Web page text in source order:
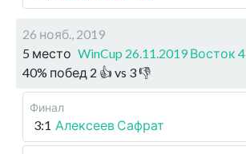
26 нояб., 2019
5 место WinCup 26.11.2019 Восток 4
40% побед 2 👍 vs 3👎
Финал
3:1 Алексеев Сафрат